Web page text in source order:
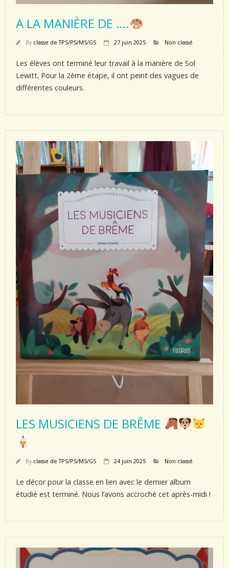
A LA MANIÈRE DE ….
By classe de TPS/PS/MS/GS 27 juin 2025 Non classé
Les élèves ont terminé leur travail à la manière de Sol
Lewitt. Pour la 2ème étape, il ont peint des vagues de
différentes couleurs.
LES MUSICIENS DE BRÊME
By classe de TPS/PS/MS/GS 24 juin 2025 Non classé
Le décor pour la classe en lien avec le dernier album
étudié est terminé. Nous l’avons accroché cet après-midi !